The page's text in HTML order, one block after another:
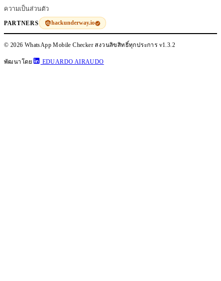
ความเป็นส่วนตัว
PARTNERS hackunderway.io
© 2026 WhatsApp Mobile Checker สงวนลิขสิทธิ์ทุกประการ v1.3.2
พัฒนาโดย EDUARDO AIRAUDO